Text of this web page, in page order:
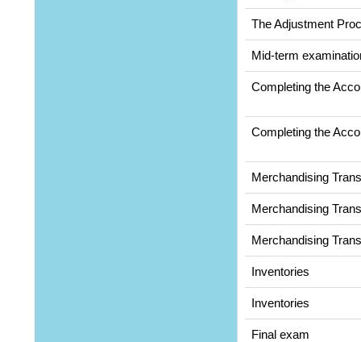
The Adjustment
Mid-term
Completing the
Completing the
Merchandising
Merchandising
Merchandising
Inventories
Inventories
Final exam